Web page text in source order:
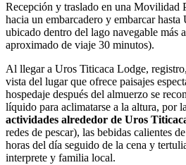
Recepción y traslado en una Movilidad
hacia un embarcadero y embarcar
ubicado dentro del lago navegable más
aproximado de viaje 30 minutos).
Al llegar a Uros Titicaca Lodge,
vista del lugar que ofrece paisajes
hospedaje después del almuerzo se
líquido para aclimatarse a la altura, por
actividades alrededor de Uros
redes de pescar), las bebidas calientes
horas del día seguido de la cena y
interprete y familia local.